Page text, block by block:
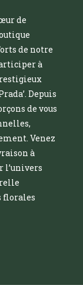
de
de notre
à
Depuis
de vous
Venez
à
l’univers
florales